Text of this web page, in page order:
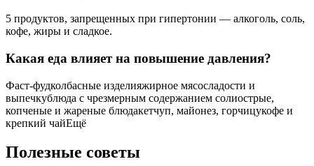
5 продуктов, запрещенных при гипертонии — алкоголь, соль,
кофе, жиры и сладкое.
Какая еда влияет на повышение давления?
Фаст-фудколбасные изделияжирное мясосладости и
выпечкублюда с чрезмерным содержанием солиострые,
копченые и жареные блюдакетчуп, майонез, горчицукофе и
крепкий чайЕщё
Полезные советы